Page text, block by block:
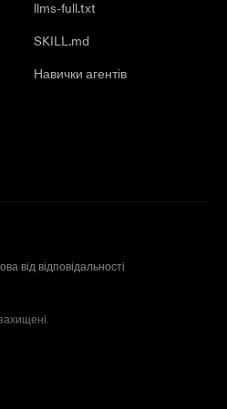
llms-full.txt
SKILL.md
Навички агентів
від відповідальності